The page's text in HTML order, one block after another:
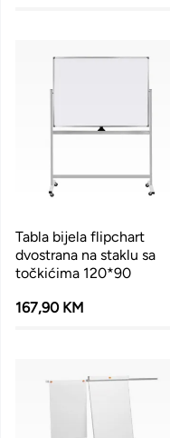
Tabla bijela flipchart
dvostrana na staklu sa
točkićima 120*90
167,90 KM